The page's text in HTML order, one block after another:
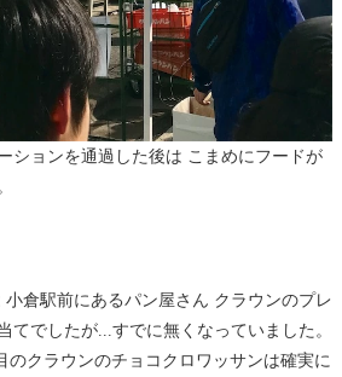
ションを通過した後は こまめにフードが
倉駅前にあるパン屋さん クラウンのプレ
てでしたが...すでに無くなっていました。
のクラウンのチョコクロワッサンは確実に